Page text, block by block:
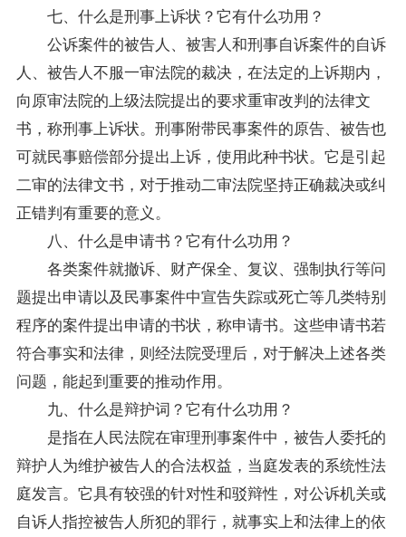
七、什么是刑事上诉状？它有什么功用？
公诉案件的被告人、被害人和刑事自诉案件的自诉
人、被告人不服一审法院的裁决，在法定的上诉期内，
向原审法院的上级法院提出的要求重审改判的法律文
书，称刑事上诉状。刑事附带民事案件的原告、被告也
可就民事赔偿部分提出上诉，使用此种书状。它是引起
二审的法律文书，对于推动二审法院坚持正确裁决或纠
正错判有重要的意义。
八、什么是申请书？它有什么功用？
各类案件就撤诉、财产保全、复议、强制执行等问
题提出申请以及民事案件中宣告失踪或死亡等几类特别
程序的案件提出申请的书状，称申请书。这些申请书若
符合事实和法律，则经法院受理后，对于解决上述各类
问题，能起到重要的推动作用。
九、什么是辩护词？它有什么功用？
是指在人民法院在审理刑事案件中，被告人委托的
辩护人为维护被告人的合法权益，当庭发表的系统性法
庭发言。它具有较强的针对性和驳辩性，对公诉机关或
自诉人指控被告人所犯的罪行，就事实上和法律上的依